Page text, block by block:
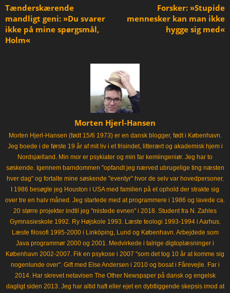
Tænderskærende
mandligt geni: »Du svarer
ikke på mine spørgsmål,
Holm«
Forsker: »Stupide
mennesker kan man ikke
hygge sig med«
Morten Hjerl-Hansen
Morten Hjerl-Hansen (født 15/6 1973) er en dansk blogger, født i København.
Jeg boede i de første 19 år af mit liv i et frisindet, litterært og akademisk hjem i
Nordsjælland. Min mor er psykiater og min far kemiingeniør. Jeg har to
søskende. Igennem barndommen "opfandt jeg nærved ubrugelige ting næsten
hver dag" og fortalte mine søskende "eventyr" hvor de selv var hovedpersoner.
I 1986 besøgte jeg Houston i USA med familien på et ophold der strakte sig
over tre en halv måned. Jeg startede med at programmere i 1986 og lavede ca.
20 større projekter indtil jeg "mistede evnen" i 2018. Student fra N. Zahles
Gymnasieskole 1992. Ry Højskole 1993. Læste teologi 1993-1994 i Aarhus.
Læste filosofi 1995-2000 i Linköping, Lund og København. Arbejdede som
Java programmør 2000 og 2001. Medvirkede i talrige digtoplæsninger i
København 2002-2007. Fik en psykose i 2007 "som det tog 10 år at komme sig
nogenlunde over". Gift med Else Andersen i 2010 og bosat i Fårevejle. Far i
2014. Har skrevet netavisen The Other Newspaper på dansk og engelsk
dagligt siden 2013. Jeg har altid haft eller ejet en dybtliggende skepsis imod at